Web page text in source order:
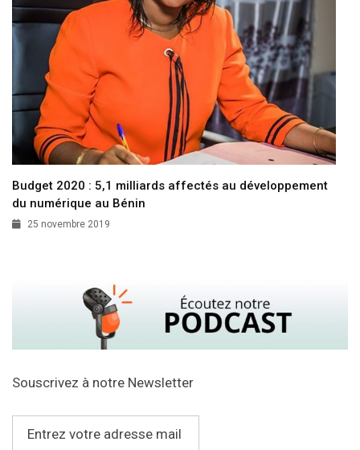
Budget 2020 : 5,1 milliards affectés au développement
du numérique au Bénin
25 novembre 2019
Souscrivez à notre Newsletter